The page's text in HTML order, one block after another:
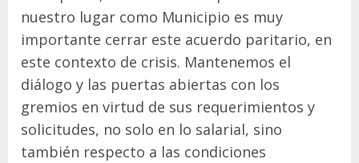
nuestro lugar como Municipio es muy
importante cerrar este acuerdo paritario, en
este contexto de crisis. Mantenemos el
diálogo y las puertas abiertas con los
gremios en virtud de sus requerimientos y
solicitudes, no solo en lo salarial, sino
también respecto a las condiciones